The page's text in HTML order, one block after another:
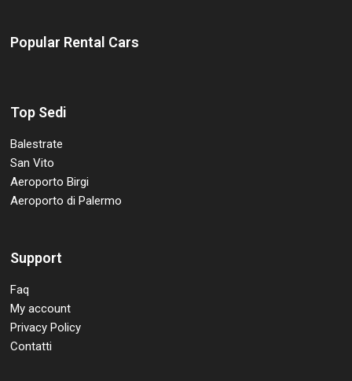
Popular Rental Cars
Top Sedi
Balestrate
San Vito
Aeroporto Birgi
Aeroporto di Palermo
Support
Faq
My account
Privacy Policy
Contatti